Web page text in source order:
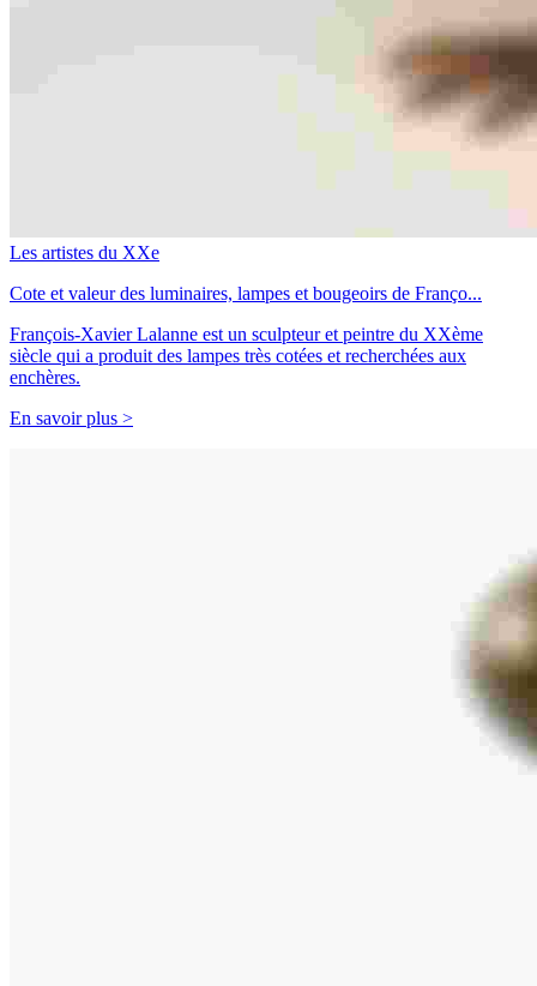
Les artistes du XXe
Cote et valeur des luminaires, lampes et bougeoirs de Franço...
François-Xavier Lalanne est un sculpteur et peintre du XXème
siècle qui a produit des lampes très cotées et recherchées aux
enchères.
En savoir plus >